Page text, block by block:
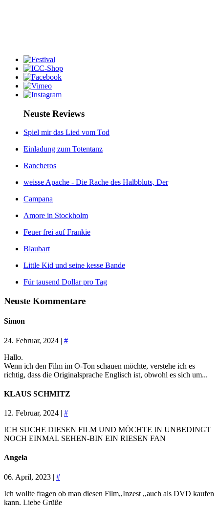
Neuste Reviews
Spiel mir das Lied vom Tod
Einladung zum Totentanz
Rancheros
weisse Apache - Die Rache des Halbbluts, Der
Campana
Amore in Stockholm
Feuer frei auf Frankie
Blaubart
Little Kid und seine kesse Bande
Für tausend Dollar pro Tag
Neuste Kommentare
Simon
24. Februar, 2024 | #
Hallo.
Wenn ich den Film im O-Ton schauen möchte, verstehe ich es
richtig, dass die Originalsprache Englisch ist, obwohl es sich um...
KLAUS SCHMITZ
12. Februar, 2024 | #
ICH SUCHE DIESEN FILM UND MÖCHTE IN UNBEDINGT
NOCH EINMAL SEHEN-BIN EIN RIESEN FAN
Angela
06. April, 2023 | #
Ich wollte fragen ob man diesen Film,,Inzest ,,auch als DVD kaufen
kann. Liebe Grüße